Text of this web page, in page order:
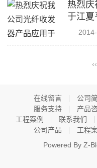
热烈庆
于江夏
‹‹
在线留言 公司
服务支持
产品
工程案例
联系我们
公司产品
工程
Powered By Z-